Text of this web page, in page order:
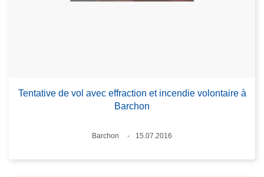
Tentative de vol avec effraction et incendie volontaire à
Barchon
Lieux
Barchon
15.07.2016